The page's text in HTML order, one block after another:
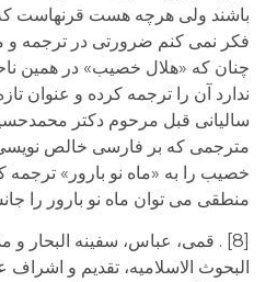
باشند ولی هرچه هست قرنهاست
فکر نمی کنم ضرورتی در ترجمه و
چنان که «هلال خصیب» در همین
ندارد آن را ترجمه کرده و عنوان
سالیانی قبل مرحوم دکتر
مترجمی که بر فارسی خالص
خصیب را به «ماه نو بارور» ترجمه
منطقی می توان ماه نو بارور را
[8] . قمی، عباس، سفینه البحار و
البحوث الاسلامیه، تقدیم و اشراف